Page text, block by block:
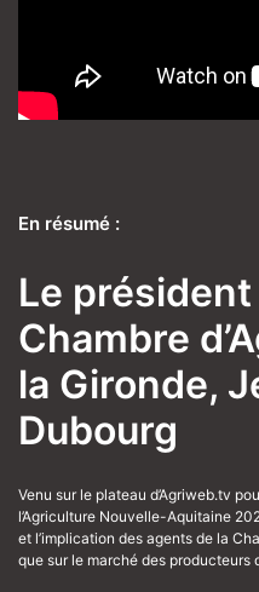
En résumé :
Le président
Chambre
la Gironde,
Dubourg
Venu sur le plateau d’Agriweb.tv
l’Agriculture Nouvelle-Aquitaine
et l’implication des agents de la
que sur le marché des producteurs